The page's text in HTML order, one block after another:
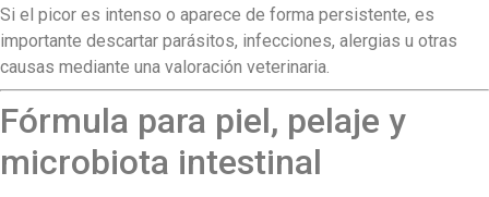
Si el picor es intenso o aparece de forma persistente, es
importante descartar parásitos, infecciones, alergias u otras
causas mediante una valoración veterinaria.
Fórmula para piel, pelaje y
microbiota intestinal